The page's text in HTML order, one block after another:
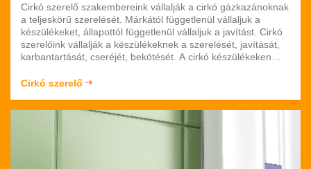
Cirkó szerelő szakembereink vállalják a cirkó gázkazánoknak
a teljeskörű szerelését. Márkától függetlenül vállaljuk a
készülékeket, állapottól függetlenül vállaljuk a javítást. Cirkó
szerelőink vállalják a készülékeknek a szerelését, javítását,
karbantartását, cseréjét, bekötését. A cirkó készülékeken
gázkazánokat, a nyílt égésterű gázkazánokat. Budapesten
Cirkó szerelő